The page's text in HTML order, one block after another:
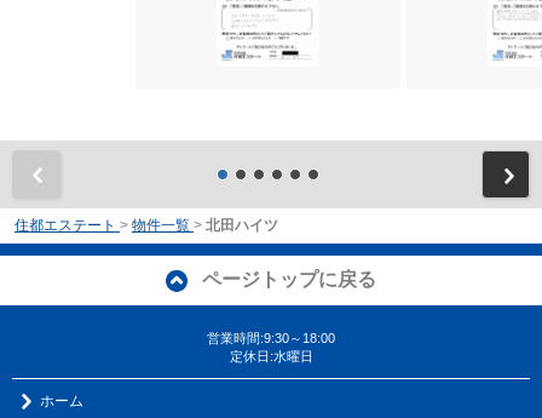
住都エステート > 物件一覧 > 北田ハイツ
ページトップに戻る
営業時間:9:30～18:00
定休日:水曜日
ホーム